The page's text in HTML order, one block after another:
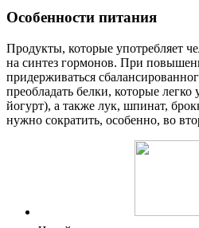
Особенности питания
Продукты, которые употребляет
на синтез гормонов. При
придерживаться
преобладать белки, которые легко
йогурт), а также лук, шпинат,
нужно сократить, особенно, во